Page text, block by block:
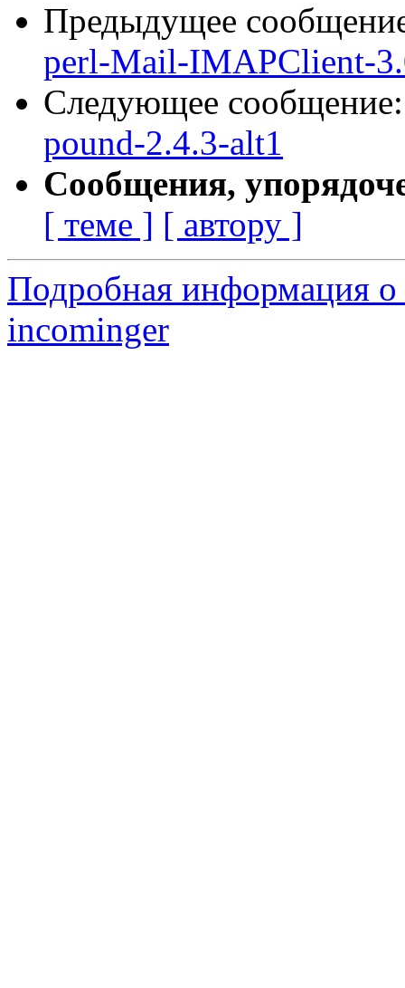
Предыдущее
perl-Mail-IMAPClient-
Следующее
pound-2.4.3-alt1
Сообщения,
[ теме ] [ автору ]
Подробная информация о
incominger